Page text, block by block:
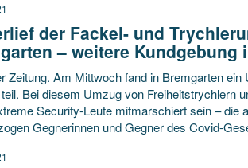
der Fackel- und
– weitere Kundgebung
Zeitung. Am Mittwoch fand in Bremgarten
Bei diesem Umzug von Freiheitstrychlern
Security-Leute mitmarschiert sein – die
Gegnerinnen und Gegner des Covid-